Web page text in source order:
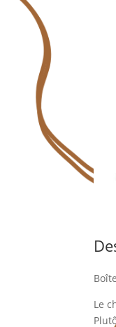
Le